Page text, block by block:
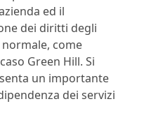
ed il
dei diritti degli
come
Green Hill. Si
un importante
dei servizi